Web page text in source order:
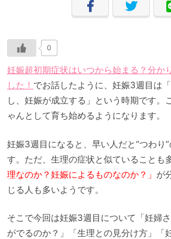
0
妊娠超初期症状はいつから始まる？分か
した！ でお話したように、妊娠3週目は
し、妊娠が成立する」という時期です。
ゃんとして育ち始めるようになります。
妊娠3週目になると、早い人だと“つわり
す。ただ、生理の症状と似ていることも
理なのか？妊娠によるものなのか？」 が
じる人も多いようです。
そこで今回は妊娠3週目について「妊婦
がでるのか？」「生理との見分け方」「